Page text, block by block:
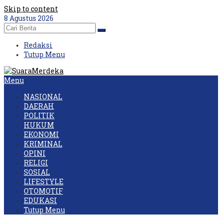
Skip to content
8 Agustus 2026
Redaksi
Tutup Menu
Menu
NASIONAL
DAERAH
POLITIK
HUKUM
EKONOMI
KRIMINAL
OPINI
RELIGI
SOSIAL
LIFESTYLE
OTOMOTIF
EDUKASI
Tutup Menu